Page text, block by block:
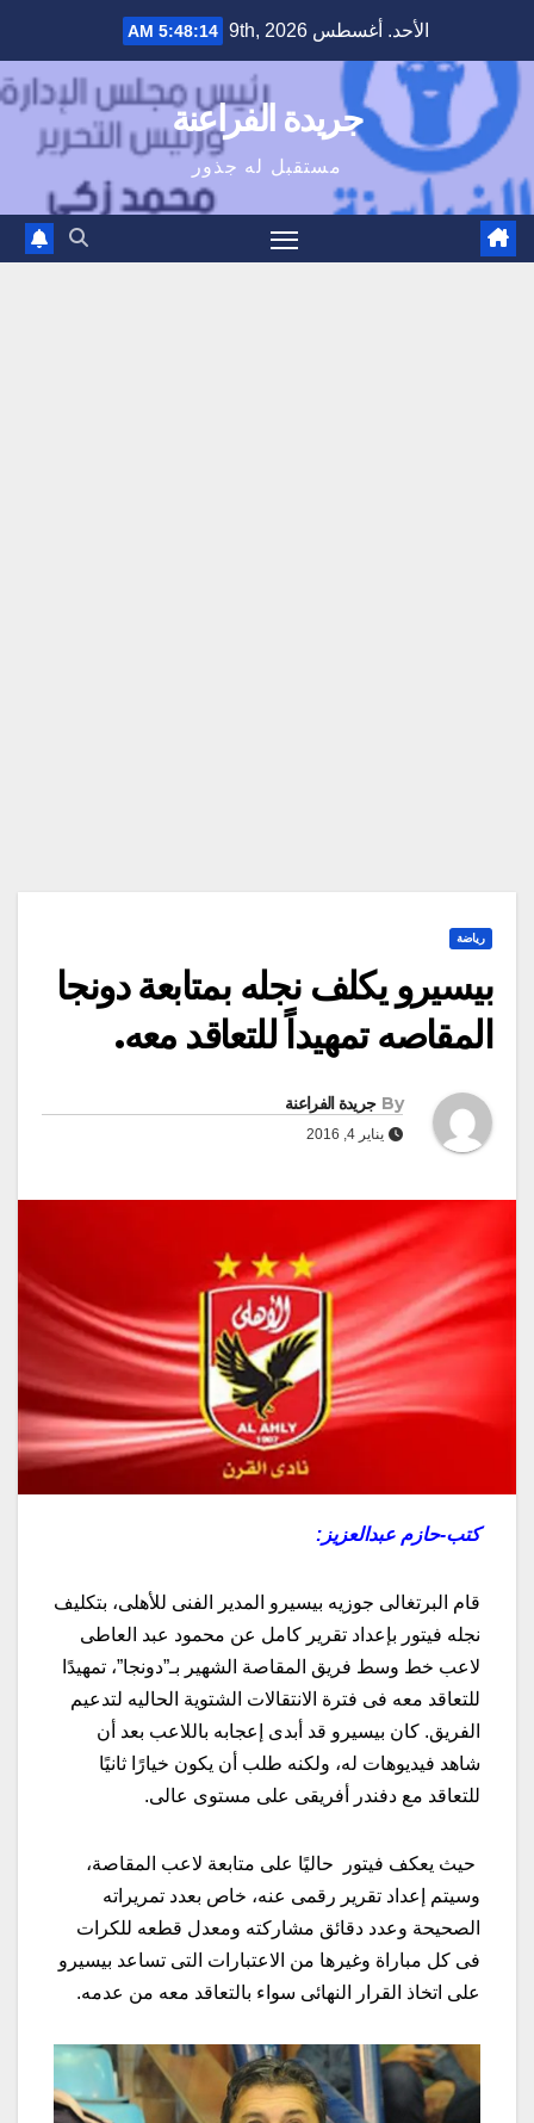
content
الأحد. أغسطس 9th, 2026 5:48:15 AM
جريدة الفراعنة
مستقبل له جذور
رياضة
بيسيرو يكلف نجله بمتابعة دونجا
المقاصه تمهيداً للتعاقد معه.
By جريدة الفراعنة
يناير 4, 2016
كتب-حازم عبدالعزيز:
قام البرتغالى جوزيه بيسيرو المدير الفنى للأهلى، بتكليف
نجله فيتور بإعداد تقرير كامل عن محمود عبد العاطى
لاعب خط وسط فريق المقاصة الشهير بـ”دونجا”، تمهيدًا
للتعاقد معه فى فترة الانتقالات الشتوية الحاليه لتدعيم
الفريق. كان بيسيرو قد أبدى إعجابه باللاعب بعد أن
شاهد فيديوهات له، ولكنه طلب أن يكون خيارًا ثانيًا
للتعاقد مع دفندر أفريقى على مستوى عالى.
حيث يعكف فيتور حاليًا على متابعة لاعب المقاصة،
وسيتم إعداد تقرير رقمى عنه، خاص بعدد تمريراته
الصحيحة وعدد دقائق مشاركته ومعدل قطعه للكرات
فى كل مباراة وغيرها من الاعتبارات التى تساعد بيسيرو
على اتخاذ القرار النهائى سواء بالتعاقد معه من عدمه.